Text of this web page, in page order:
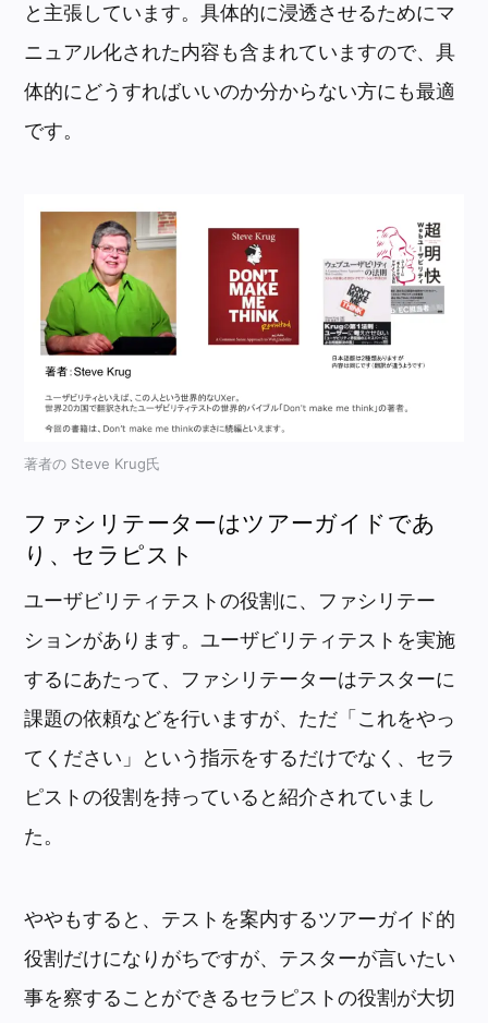
と主張しています。具体的に浸透させるためにマ
ニュアル化された内容も含まれていますので、具
体的にどうすればいいのか分からない方にも最適
です。
著者の Steve Krug氏
ファシリテーターはツアーガイドであ
り、セラピスト
ユーザビリティテストの役割に、ファシリテー
ションがあります。ユーザビリティテストを実施
するにあたって、ファシリテーターはテスターに
課題の依頼などを行いますが、ただ「これをやっ
てください」という指示をするだけでなく、セラ
ピストの役割を持っていると紹介されていまし
た。
ややもすると、テストを案内するツアーガイド的
役割だけになりがちですが、テスターが言いたい
事を察することができるセラピストの役割が大切